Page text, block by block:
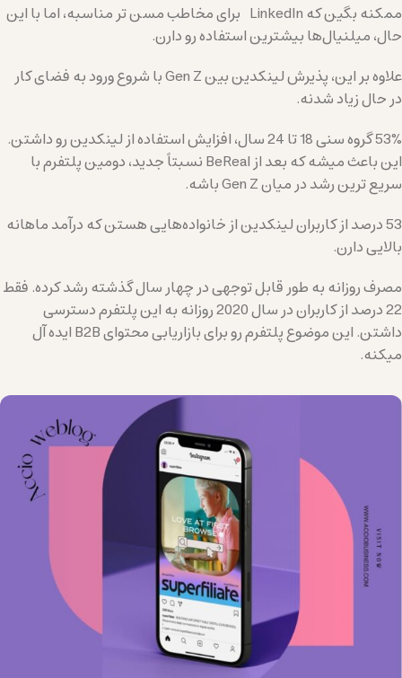
ممکنه بگین که LinkedIn برای مخاطب مسن تر مناسبه، اما با این
حال، میلنیال‌ها بیشترین استفاده رو دارن.
علاوه بر این، پذیرش لینکدین بین Gen Z با شروع ورود به فضای کار
در حال زیاد شدنه.
53% گروه سنی 18 تا 24 سال، افزایش استفاده از لینکدین رو داشتن.
این باعث میشه که بعد از BeReal نسبتاً جدید، دومین پلتفرم با
سریع ترین رشد در میان Gen Z باشه.
53 درصد از کاربران لینکدین از خانواده‌هایی هستن که درآمد ماهانه
بالایی دارن.
مصرف روزانه به طور قابل توجهی در چهار سال گذشته رشد کرده. فقط
22 درصد از کاربران در سال 2020 روزانه به این پلتفرم دسترسی
داشتن. این موضوع پلتفرم رو برای بازاریابی محتوای B2B ایده آل
میکنه.